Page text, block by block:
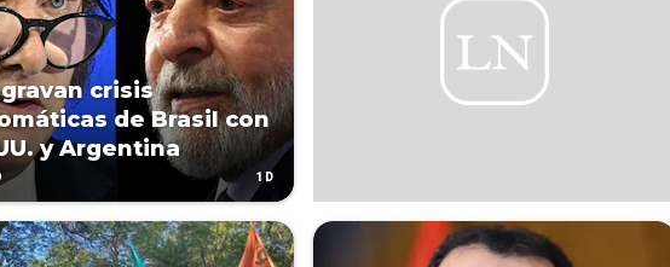
crisis
de Brasil con
y Argentina
1D